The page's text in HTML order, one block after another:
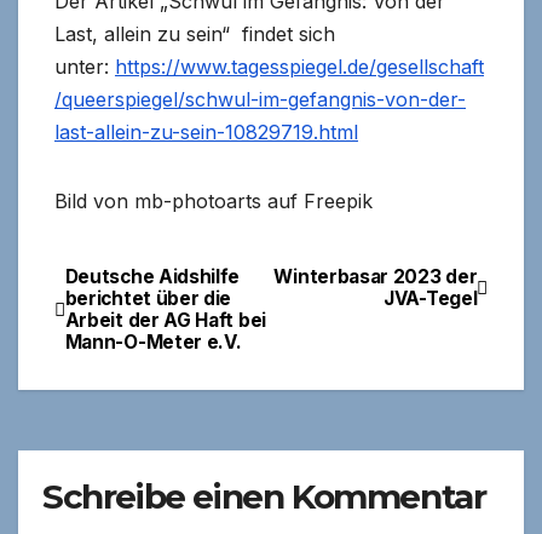
Last, allein zu sein“ findet sich
unter: https://www.tagesspiegel.de/gesellschaft
/queerspiegel/schwul-im-gefangnis-von-der-
last-allein-zu-sein-10829719.html
Bild von mb-photoarts auf Freepik
Beitragsnavigation
Winterbasar 2023 der
JVA-Tegel
Deutsche Aidshilfe
berichtet über die
Arbeit der AG Haft bei
Mann-O-Meter e.V.
Schreibe einen Kommentar